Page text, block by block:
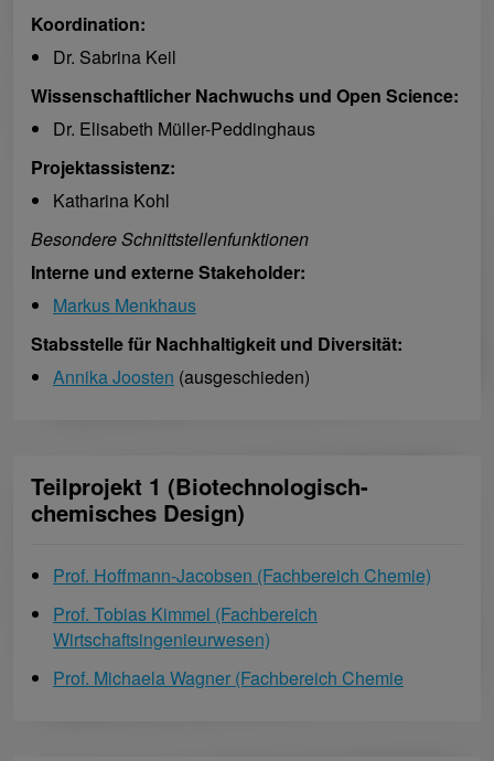
Koordination:
Dr. Sabrina Keil
Wissenschaftlicher Nachwuchs und Open Science:
Dr. Elisabeth Müller-Peddinghaus
Projektassistenz:
Katharina Kohl
Besondere Schnittstellenfunktionen
Interne und externe Stakeholder:
Markus Menkhaus
Stabsstelle für Nachhaltigkeit und Diversität:
Annika Joosten (ausgeschieden)
Teilprojekt 1 (Biotechnologisch-
chemisches Design)
Prof. Hoffmann-Jacobsen (Fachbereich Chemie)
Prof. Tobias Kimmel (Fachbereich
Wirtschaftsingenieurwesen)
Prof. Michaela Wagner (Fachbereich Chemie